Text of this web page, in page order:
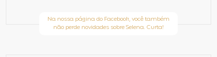
Na nossa página do Facebook, você também
não perde novidades sobre Selena. Curta!